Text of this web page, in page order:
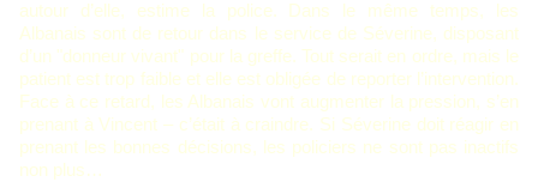
autour d’elle, estime la police. Dans le même temps, les
Albanais sont de retour dans le service de Séverine, disposant
d’un "donneur vivant" pour la greffe. Tout serait en ordre, mais le
patient est trop faible et elle est obligée de reporter l’intervention.
Face à ce retard, les Albanais vont augmenter la pression, s’en
prenant à Vincent – c’était à craindre. Si Séverine doit réagir en
prenant les bonnes décisions, les policiers ne sont pas inactifs
non plus…